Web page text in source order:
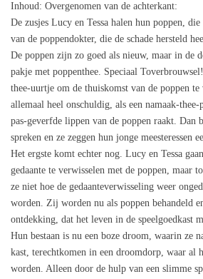
Inhoud: Overgenomen van de achterkant:
De zusjes Lucy en Tessa halen hun poppen,
van de poppendokter, die de schade hersteld
De poppen zijn zo goed als nieuw, maar in de
pakje met poppenthee. Speciaal
thee-uurtje om de thuiskomst van de poppen
allemaal heel onschuldig, als een namaak-
pas-geverfde lippen van de poppen raakt. Dan
spreken en ze zeggen hun jonge meesteressen
Het ergste komt echter nog. Lucy en Tessa
gedaante te verwisselen met de poppen, maar
ze niet hoe de gedaanteverwisseling weer
worden. Zij worden nu als poppen behandeld
ontdekking, dat het leven in de speelgoedkast
Hun bestaan is nu een boze droom, waarin ze
kast, terechtkomen in een droomdorp, waar al
worden. Alleen door de hulp van een slimme